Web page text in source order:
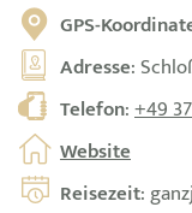
GPS-
Adresse:
Telefon:+49
Website
Reisezeit: